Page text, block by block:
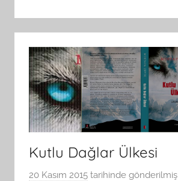
Kutlu Dağlar Ülkesi
20 Kasım 2015 tarihinde gönderilmiş